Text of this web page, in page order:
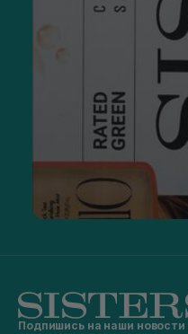
Подпишись на наши новости